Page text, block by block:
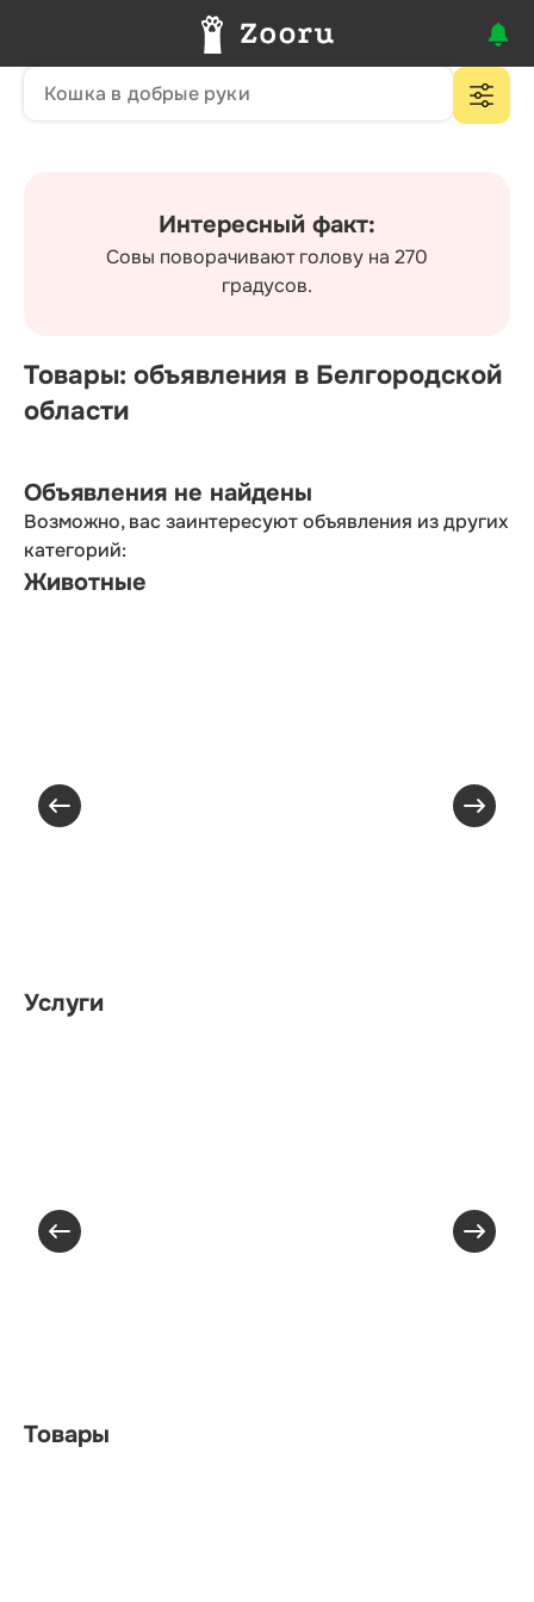
Интересный факт:
Совы поворачивают голову на 270
градусов.
Товары: объявления в Белгородской
области
Объявления не найдены
Возможно, вас заинтересуют объявления из других
категорий:
Животные
Услуги
Товары